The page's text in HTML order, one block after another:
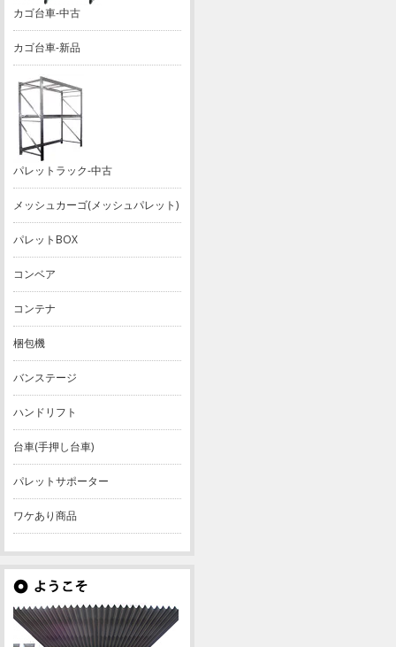
カゴ台車-中古
カゴ台車-新品
パレットラック-中古
メッシュカーゴ(メッシュパレット)
パレットBOX
コンベア
コンテナ
梱包機
バンステージ
ハンドリフト
台車(手押し台車)
パレットサポーター
ワケあり商品